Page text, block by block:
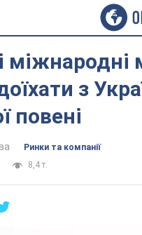
міжнародні
з
повені
Ринки та компанії
8,4 т.